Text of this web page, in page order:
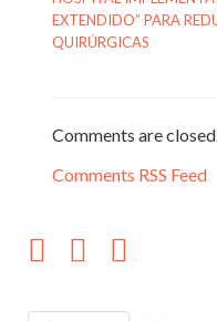
EXTENDIDO” PARA
QUIRÚRGICAS
Comments are
Comments RSS Feed